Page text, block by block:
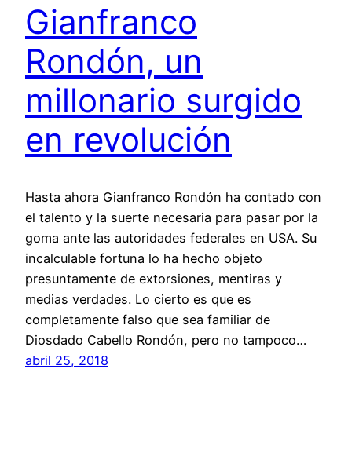
Gianfranco
Rondón, un
millonario surgido
en revolución
Hasta ahora Gianfranco Rondón ha contado con
el talento y la suerte necesaria para pasar por la
goma ante las autoridades federales en USA. Su
incalculable fortuna lo ha hecho objeto
presuntamente de extorsiones, mentiras y
medias verdades. Lo cierto es que es
completamente falso que sea familiar de
Diosdado Cabello Rondón, pero no tampoco…
abril 25, 2018